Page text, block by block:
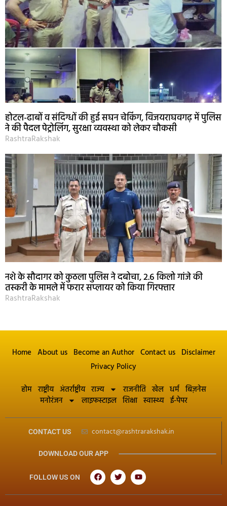
होटल-ढाबों व संदिग्धों की हुई सघन चेकिंग, विजयराघवगढ़ में पुलिस
ने की पैदल पेट्रोलिंग, सुरक्षा व्यवस्था को लेकर चौकसी
RashtraRakshak
नशे के सौदागर को कुठला पुलिस ने दबोचा, 2.6 किलो गांजे की
तस्करी के मामले में फरार सप्लायर को किया गिरफ्तार
RashtraRakshak
Home About us Become an Author Contact us Disclaimer
Privacy Policy
होम राष्ट्रीय अंतर्राष्ट्रीय राज्य राजनीति खेल धर्म बिज़नेस
मनोरंजन
लाइफस्टाइल शिक्षा स्वास्थ्य ई-पेपर
CONTACT US contact@rashtrarakshak.in
DOWNLOAD OUR APP
FOLLOW US ON